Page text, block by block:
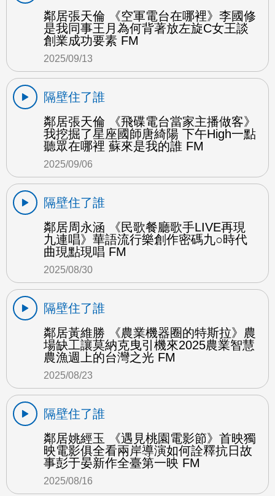
鄰居張天倫 《空軍電台在哪裡》李國修
是我同事王月為何背著放左旋C女王談
創業成功要素 FM
2025/09/13
隔壁住了誰
鄰居張天倫 《飛碟電台當家主播做客》
我挖掘了星座國師唐綺陽 下午High一點
聽眾在哪裡 蘇來是我的誰 FM
2025/09/06
隔壁住了誰
鄰居周永涵 《民歌餐廳歌手LIVE再現
九連唱》華語流行樂創作密碼九○時代
曲現點現唱 FM
2025/08/30
隔壁住了誰
鄰居黃維勝 《農業機器圈的特斯拉》農
場缺工讓莫納克曳引機來2025農業智慧
農漁週上的台灣之光 FM
2025/08/23
隔壁住了誰
鄰居姚經玉 《遇見桃園電影節》首映獨
映電影俱全看兩岸導演如何詮釋抗日故
事彭于晏新作全臺第一映 FM
2025/08/16